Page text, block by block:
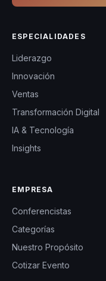
ESPECIALIDADES
Liderazgo
Innovación
Ventas
Transformación Digital
IA & Tecnología
Insights
EMPRESA
Conferencistas
Categorías
Nuestro Propósito
Cotizar Evento